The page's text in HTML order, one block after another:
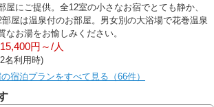
屋にご提供。全12室の小さなお宿でとても静か、
部屋は温泉付のお部屋。男女別の大浴場で花巻温泉
なお湯をお愉しみください。
円～/人
名利用時)
宿泊プランをすべて見る（66件）